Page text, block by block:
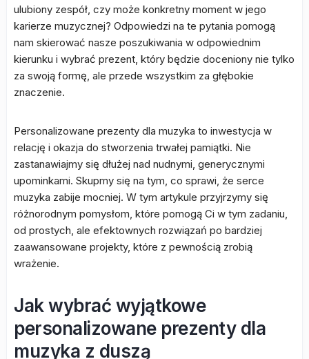
ulubiony zespół, czy może konkretny moment w jego
karierze muzycznej? Odpowiedzi na te pytania pomogą
nam skierować nasze poszukiwania w odpowiednim
kierunku i wybrać prezent, który będzie doceniony nie tylko
za swoją formę, ale przede wszystkim za głębokie
znaczenie.
Personalizowane prezenty dla muzyka to inwestycja w
relację i okazja do stworzenia trwałej pamiątki. Nie
zastanawiajmy się dłużej nad nudnymi, generycznymi
upominkami. Skupmy się na tym, co sprawi, że serce
muzyka zabije mocniej. W tym artykule przyjrzymy się
różnorodnym pomysłom, które pomogą Ci w tym zadaniu,
od prostych, ale efektownych rozwiązań po bardziej
zaawansowane projekty, które z pewnością zrobią
wrażenie.
Jak wybrać wyjątkowe
personalizowane prezenty dla
muzyka z duszą